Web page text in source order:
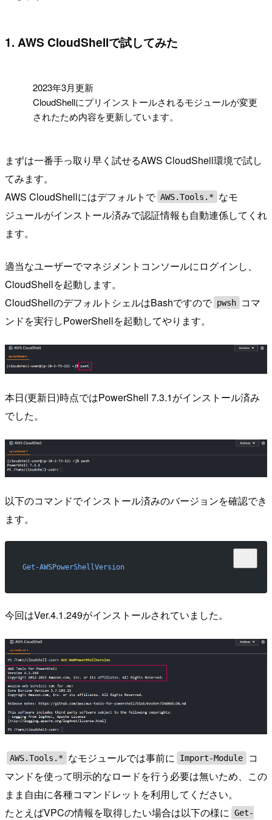
1. AWS CloudShellで試してみた
2023年3月更新
CloudShellにプリインストールされるモジュールが変更
されたため内容を更新しています。
まずは一番手っ取り早く試せるAWS CloudShell環境で試し
てみます。
AWS CloudShellにはデフォルトで AWS.Tools.*
なモ
ジュールがインストール済みで認証情報も自動連係してくれ
ます。
適当なユーザーでマネジメントコンソールにログインし、
CloudShellを起動します。
CloudShellのデフォルトシェルはBashですので pwsh
コマ
ンドを実行しPowerShellを起動してやります。
本日(更新日)時点ではPowerShell 7.3.1がインストール済み
でした。
以下のコマンドでインストール済みのバージョンを確認でき
ます。
Get-AWSPowerShellVersion
今回はVer.4.1.249がインストールされていました。
AWS.Tools.* なモジュールでは事前に Import-Module
コ
マンドを使って明示的なロードを行う必要は無いため、この
まま自由に各種コマンドレットを利用してください。
たとえばVPCの情報を取得したい場合は以下の様に Get-